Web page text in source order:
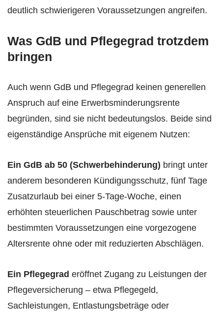
deutlich schwierigeren Voraussetzungen angreifen.
Was GdB und Pflegegrad trotzdem
bringen
Auch wenn GdB und Pflegegrad keinen generellen
Anspruch auf eine Erwerbsminderungsrente
begründen, sind sie nicht bedeutungslos. Beide sind
eigenständige Ansprüche mit eigenem Nutzen:
Ein GdB ab 50 (Schwerbehinderung) bringt unter
anderem besonderen Kündigungsschutz, fünf Tage
Zusatzurlaub bei einer 5-Tage-Woche, einen
erhöhten steuerlichen Pauschbetrag sowie unter
bestimmten Voraussetzungen eine vorgezogene
Altersrente ohne oder mit reduzierten Abschlägen.
Ein Pflegegrad eröffnet Zugang zu Leistungen der
Pflegeversicherung – etwa Pflegegeld,
Sachleistungen, Entlastungsbeträge oder